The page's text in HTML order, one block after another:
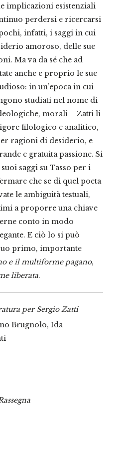
implicazioni esistenziali
perdersi e ricercarsi
infatti, i saggi in cui
amoroso, delle sue
Ma va da sé che ad
anche e proprio le sue
in un’epoca in cui
studiati nel nome di
morali – Zatti li
filologico e analitico,
ragioni di desiderio, e
e gratuita passione. Si
saggi su Tasso per i
che se di quel poeta
le ambiguità testuali,
a proporre una chiave
conto in modo
E ciò lo si può
primo, importante
e il multiforme pagano,
liberata.
per Sergio Zatti
Brugnolo, Ida